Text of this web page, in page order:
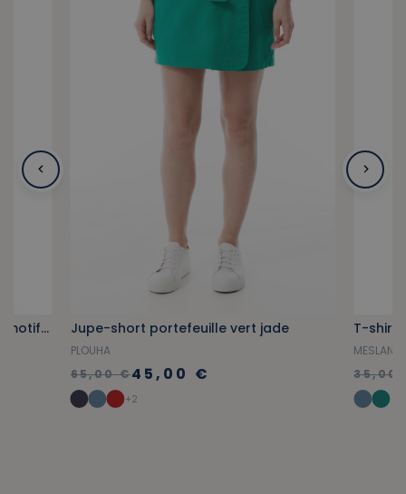
Sweat zippé à capuche vert kaki motif homard Jupe-short portefeuille vert jade
PLOUHA
65,00 €45,00 €
+2
T-shirt
MESLAN
35,00